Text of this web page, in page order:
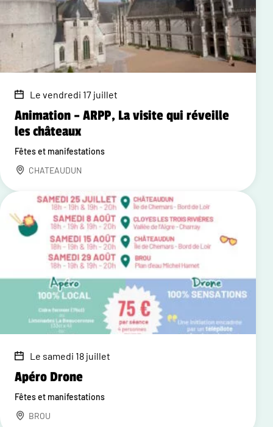
Le vendredi 17 juillet
Animation – ARPP, La visite qui réveille
les châteaux
Fêtes et manifestations
CHATEAUDUN
Le samedi 18 juillet
Apéro Drone
Fêtes et manifestations
BROU